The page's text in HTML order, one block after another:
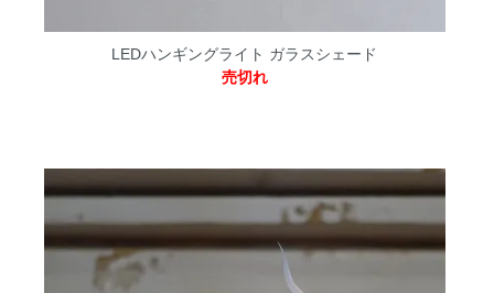
LEDハンギングライト ガラスシェード
売切れ